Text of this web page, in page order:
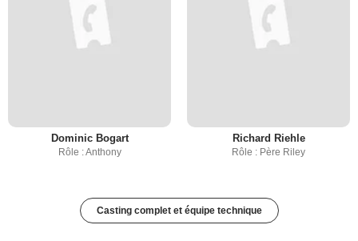
Dominic Bogart
Rôle : Anthony
Richard Riehle
Rôle : Père Riley
Casting complet et équipe technique